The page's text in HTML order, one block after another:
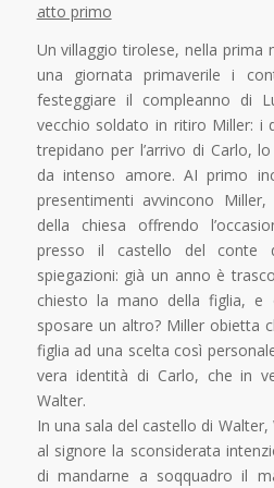
atto primo
Un villaggio tirolese, nella prima
una giornata primaverile i
festeggiare il compleanno di
vecchio soldato in ritiro Miller: i
trepidano per l’arrivo di Carlo,
da intenso amore. AI primo
presentimenti avvincono
della chiesa offrendo
presso il castello del conte
spiegazioni: già un anno è
chiesto la mano della figlia, e
sposare un altro? Miller obietta
figlia ad una scelta così
vera identità di Carlo, che in
Walter.
In una sala del castello di
al signore la sconsiderata
di mandarne a soqquadro il